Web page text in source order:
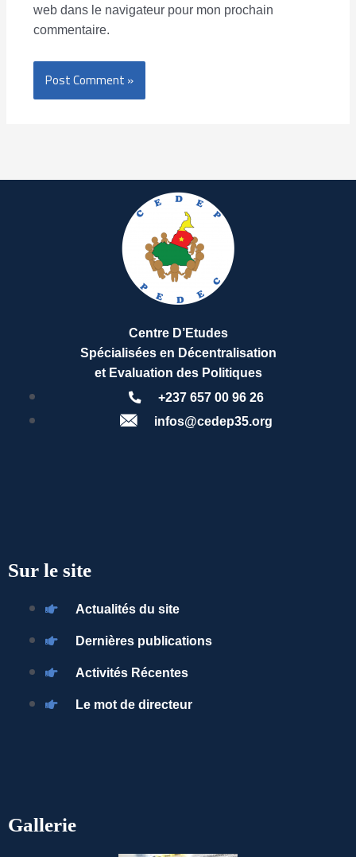
web dans le navigateur pour mon prochain
commentaire.
Centre D’Etudes
Spécialisées en Décentralisation
et Evaluation des Politiques
+237 657 00 96 26
infos@cedep35.org
Sur le site
Actualités du site
Dernières publications
Activités Récentes
Le mot de directeur
Gallerie